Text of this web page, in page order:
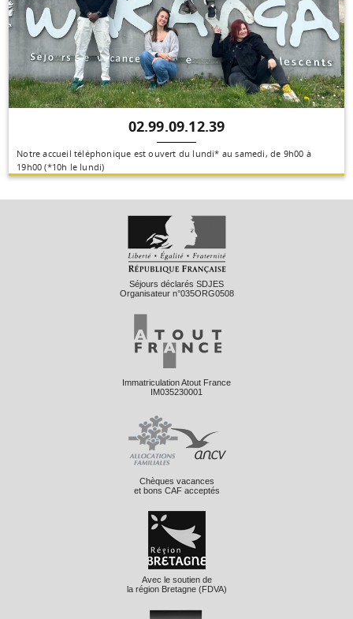
02.99.09.12.39
Notre accueil téléphonique est ouvert du lundi* au samedi, de 9h00 à
19h00 (*10h le lundi)
Séjours déclarés SDJES
Organisateur n°035ORG0508
Immatriculation Atout France
IM035230001
Chèques vacances
et bons CAF acceptés
Avec le soutien de
la région Bretagne (FDVA)